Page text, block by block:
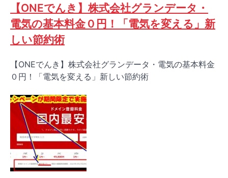
【ONEでんき】株式会社グランデータ・
電気の基本料金０円！「電気を変える」新
しい節約術
【ONEでんき】株式会社グランデータ・電気の基本料金
０円！「電気を変える」新しい節約術